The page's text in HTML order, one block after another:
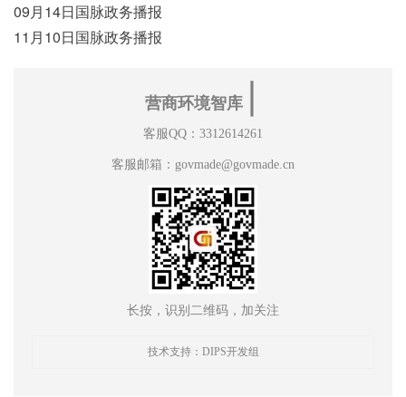
09月14日国脉政务播报
11月10日国脉政务播报
营商环境智库
客服QQ：3312614261
客服邮箱：govmade@govmade.cn
长按，识别二维码，加关注
技术支持：DIPS开发组